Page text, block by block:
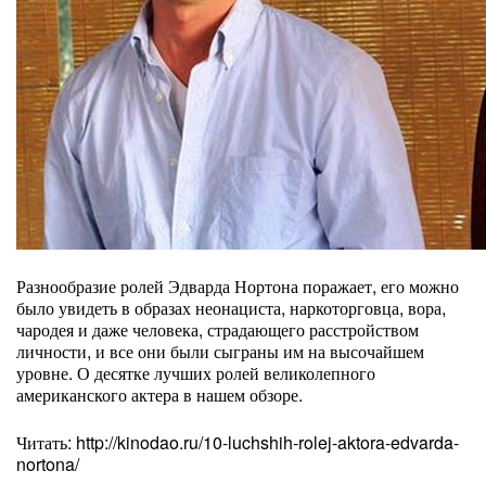
Разнообразие ролей Эдварда Нортона поражает, его можно
было увидеть в образах неонациста, наркоторговца, вора,
чародея и даже человека, страдающего расстройством
личности, и все они были сыграны им на высочайшем
уровне. О десятке лучших ролей великолепного
американского актера в нашем обзоре.
Читать: http://kinodao.ru/10-luchshih-rolej-aktora-edvarda-
nortona/